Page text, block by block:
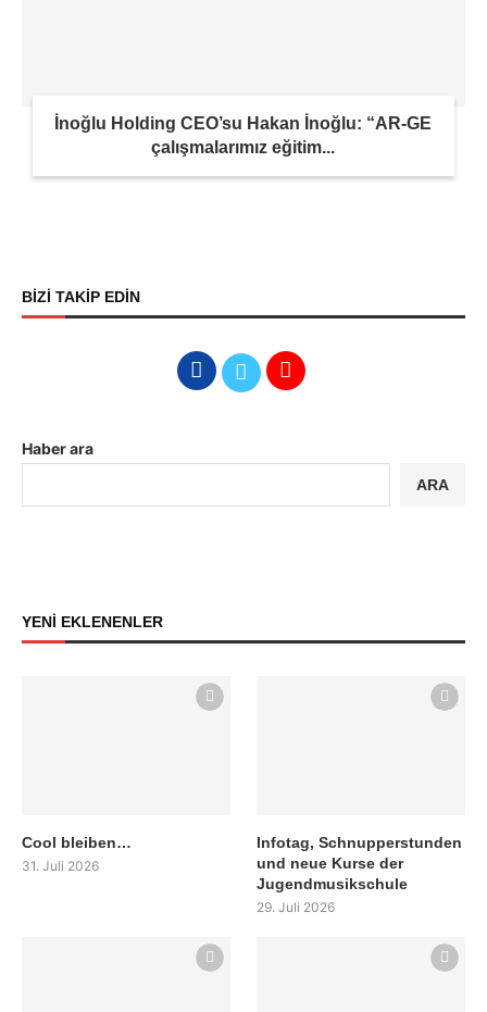
İnoğlu Holding CEO’su Hakan İnoğlu: “AR-GE
çalışmalarımız eğitim...
BİZİ TAKİP EDİN
Haber ara
ARA
YENİ EKLENENLER
Cool bleiben…
31. Juli 2026
Infotag, Schnupperstunden
und neue Kurse der
Jugendmusikschule
29. Juli 2026